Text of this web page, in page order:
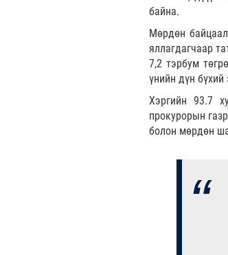
байна.
Мөрдөн
яллагдагчаар
7,2 тэрбум
үнийн дүн
Хэргийн 93.7
прокурорын
болон мөрдөн